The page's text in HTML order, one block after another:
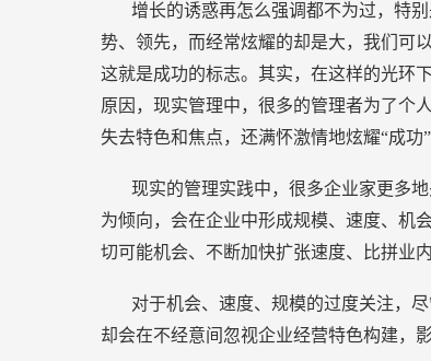
增长的诱惑再怎么强调都不为过，特
势、领先，而经常炫耀的却是大，我们可
这就是成功的标志。其实，在这样的光环
原因，现实管理中，很多的管理者为了个
失去特色和焦点，还满怀激情地炫耀“成功”
现实的管理实践中，很多企业家更多
为倾向，会在企业中形成规模、速度、机
切可能机会、不断加快扩张速度、比拼业
对于机会、速度、规模的过度关注，
却会在不经意间忽视企业经营特色构建，